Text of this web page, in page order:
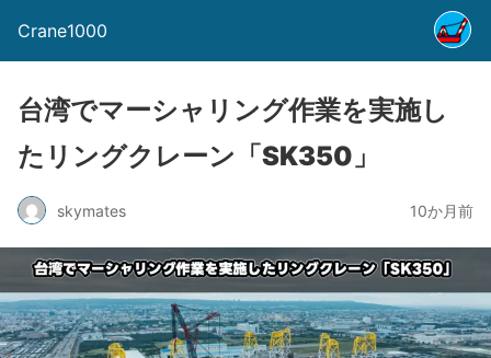
Crane1000
台湾でマーシャリング作業を実施し
たリングクレーン「SK350」
skymates 10か月前